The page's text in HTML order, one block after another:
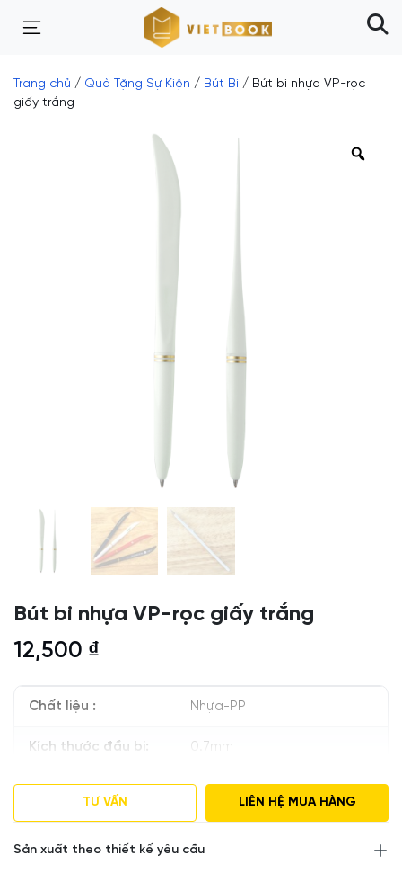
Trang chủ / Quà Tặng Sự Kiện / Bút Bi / Bút bi nhựa VP-rọc
giấy trắng
Bút bi nhựa VP-rọc giấy trắng
12,500 ₫
Chất liệu : Nhựa-PP
Kích thước đầu bi: 0.7mm
In: Theo yêu cầu
Bảng giá là gồm thành phẩm có in ấn logo vị trí như vùng
TƯ VẤN LIÊN HỆ MUA HÀNG
Sản xuất theo thiết kế yêu cầu